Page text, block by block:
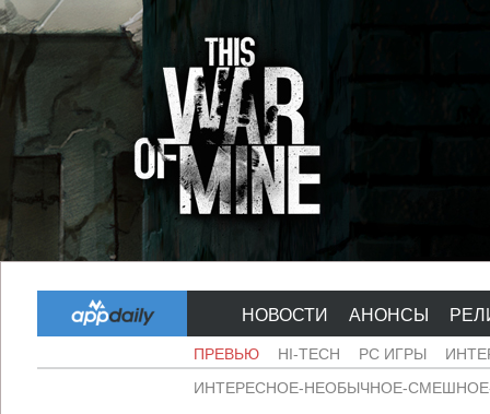
НОВОСТИ АНОНСЫ
ПРЕВЬЮ HI-TECH PC ИГРЫ
ИНТЕРЕСНОЕ-НЕОБЫЧНОЕ-